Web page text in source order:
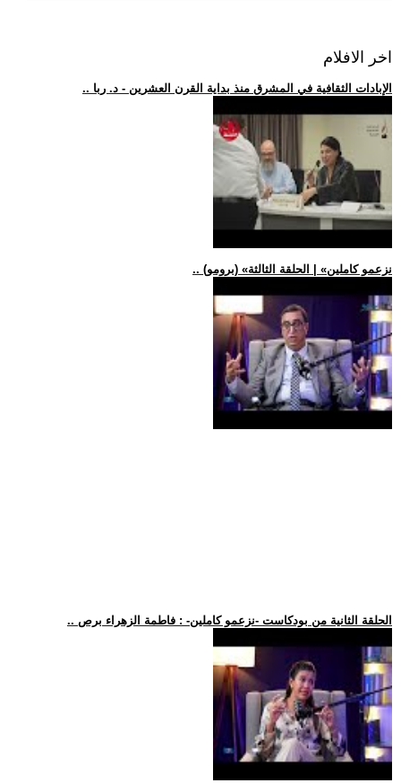
اخر الافلام
.. الإبادات الثقافية في المشرق منذ بداية القرن العشرين - د. ربا
.. (برومو) «نزعمو كاملين» | الحلقة الثالثة
.. الحلقة الثانية من بودكاست -نزعمو كاملين- : فاطمة الزهراء برص